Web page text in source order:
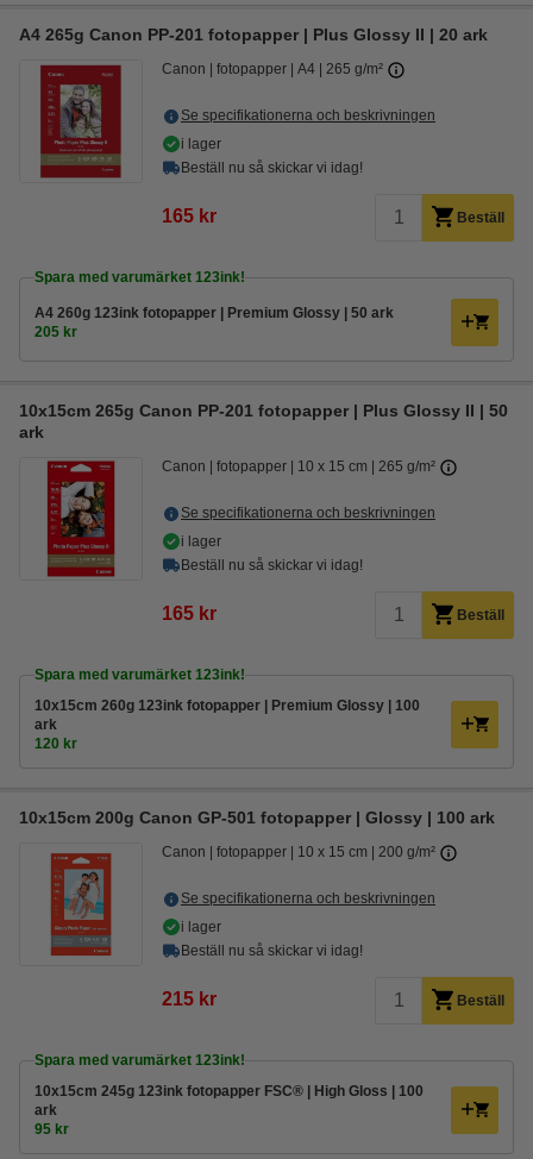
A4 265g Canon PP-201 fotopapper | Plus Glossy II | 20 ark
Canon fotopapper A4 265 g/m²
Se specifikationerna och beskrivningen
i lager
Beställ nu så skickar vi idag!
165 kr Beställ
Spara med varumärket 123ink!
A4 260g 123ink fotopapper | Premium Glossy | 50 ark
205 kr
10x15cm 265g Canon PP-201 fotopapper | Plus Glossy II | 50
ark
Canon fotopapper 10 x 15 cm 265 g/m²
Se specifikationerna och beskrivningen
i lager
Beställ nu så skickar vi idag!
165 kr Beställ
Spara med varumärket 123ink!
10x15cm 260g 123ink fotopapper | Premium Glossy | 100
ark
120 kr
10x15cm 200g Canon GP-501 fotopapper | Glossy | 100 ark
Canon fotopapper 10 x 15 cm 200 g/m²
Se specifikationerna och beskrivningen
i lager
Beställ nu så skickar vi idag!
215 kr Beställ
Spara med varumärket 123ink!
10x15cm 245g 123ink fotopapper FSC® | High Gloss | 100
ark
95 kr